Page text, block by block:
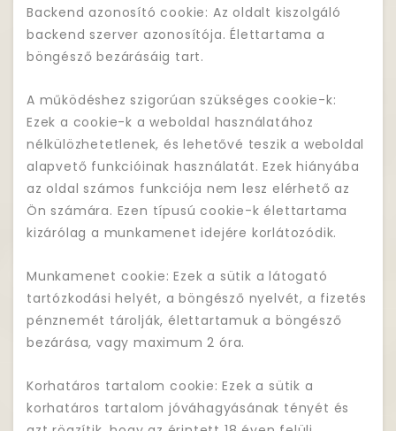
Backend azonosító cookie: Az oldalt kiszolgáló
backend szerver azonosítója. Élettartama a
böngésző bezárásáig tart.
A működéshez szigorúan szükséges cookie-k:
Ezek a cookie-k a weboldal használatához
nélkülözhetetlenek, és lehetővé teszik a weboldal
alapvető funkcióinak használatát. Ezek hiányába
az oldal számos funkciója nem lesz elérhető az
Ön számára. Ezen típusú cookie-k élettartama
kizárólag a munkamenet idejére korlátozódik.
Munkamenet cookie: Ezek a sütik a látogató
tartózkodási helyét, a böngésző nyelvét, a fizetés
pénznemét tárolják, élettartamuk a böngésző
bezárása, vagy maximum 2 óra.
Korhatáros tartalom cookie: Ezek a sütik a
korhatáros tartalom jóváhagyásának tényét és